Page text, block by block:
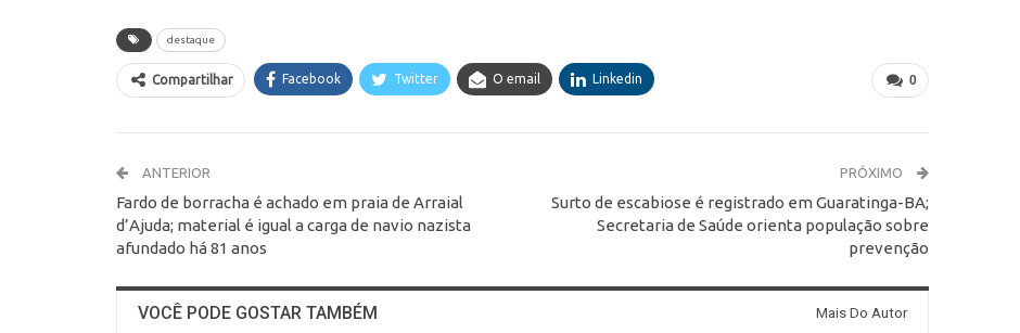
destaque
0
Compartilhar Facebook Twitter O email Linkedin
ANTERIOR
Fardo de borracha é achado em praia de Arraial
d’Ajuda; material é igual a carga de navio nazista
afundado há 81 anos
PRÓXIMO
Surto de escabiose é registrado em Guaratinga-BA;
Secretaria de Saúde orienta população sobre
prevenção
VOCÊ PODE GOSTAR TAMBÉM Mais Do Autor